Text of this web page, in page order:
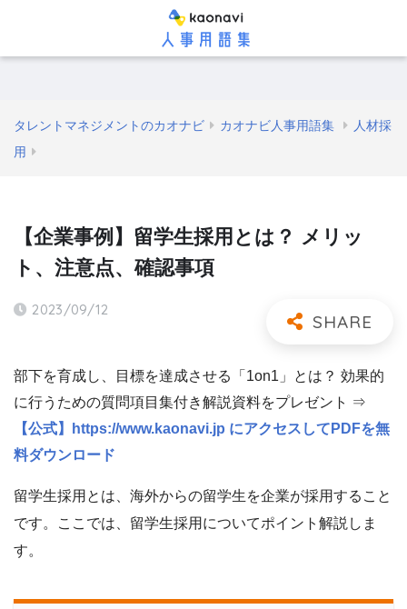
タレントマネジメントのカオナビ カオナビ人事用語集
人材採
用
【企業事例】留学生採用とは？ メリッ
ト、注意点、確認事項
2023/09/12
部下を育成し、目標を達成させる「1on1」とは？ 効果的
に行うための質問項目集付き解説資料をプレゼント ⇒
【公式】https://www.kaonavi.jp にアクセスしてPDFを無
料ダウンロード
留学生採用とは、海外からの留学生を企業が採用すること
です。ここでは、留学生採用についてポイント解説しま
す。